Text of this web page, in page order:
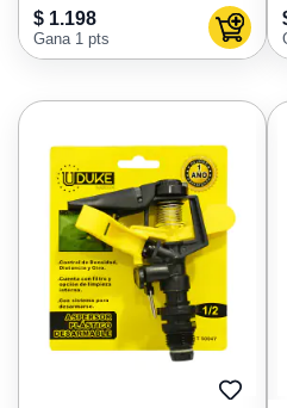
$ 1.198
Gana 1 pts